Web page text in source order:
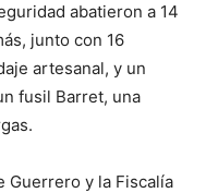
abatieron a 14
junto con 16
artesanal, y un
fusil Barret, una
Guerrero y la Fiscalía